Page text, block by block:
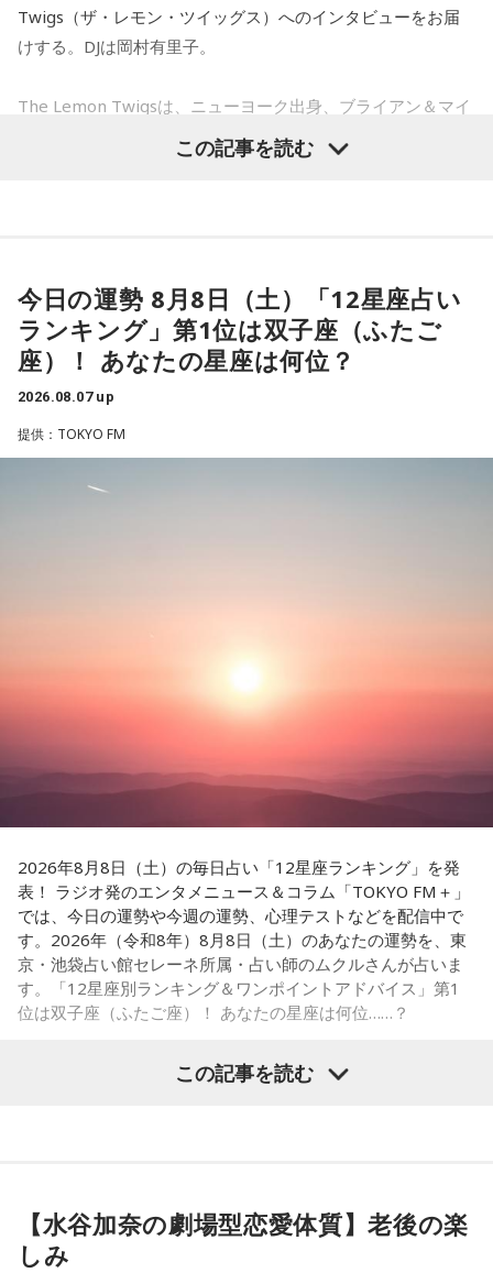
Twigs（ザ・レモン・ツイッグス）へのインタビューをお届
けする。DJは岡村有里子。
The Lemon Twigsは、ニューヨーク出身、ブライアン＆マイ
ケル・ダダリオによる兄弟デュオ。2016年にアルバム『Do
Hollywood』で鮮烈なデビューを果たし、60〜70年代ポップ
For Your Mind!』を発表し、FUJI ROCK FESTIVAL ’26に出
演。新作からの楽曲も多数披露し、満員のレッドマーキーを
沸かせた。
番組では、9年ぶりの出演となったフジロックの話をはじめ、
最新作や楽曲制作、お互いのミュージシャンとしての魅力に
ついて伺う。
この記事を読む
今日の運勢 8月8日（土）「12星座占い
ランキング」第1位は双子座（ふたご
座）！ あなたの星座は何位？
2026.08.07 up
提供：TOKYO FM
2026年8月8日（土）の毎日占い「12星座ランキング」を発
表！ ラジオ発のエンタメニュース＆コラム「TOKYO FM＋」
では、今日の運勢や今週の運勢、心理テストなどを配信中で
す。2026年（令和8年）8月8日（土）のあなたの運勢を、東
京・池袋占い館セレーネ所属・占い師のムクルさんが占いま
す。「12星座別ランキング＆ワンポイントアドバイス」第1
位は双子座（ふたご座）！ あなたの星座は何位……？
がどう感じるか、どうしたいかで選択していくと良い流れが
やってきます。
この記事を読む
【水谷加奈の劇場型恋愛体質】老後の楽
しみ